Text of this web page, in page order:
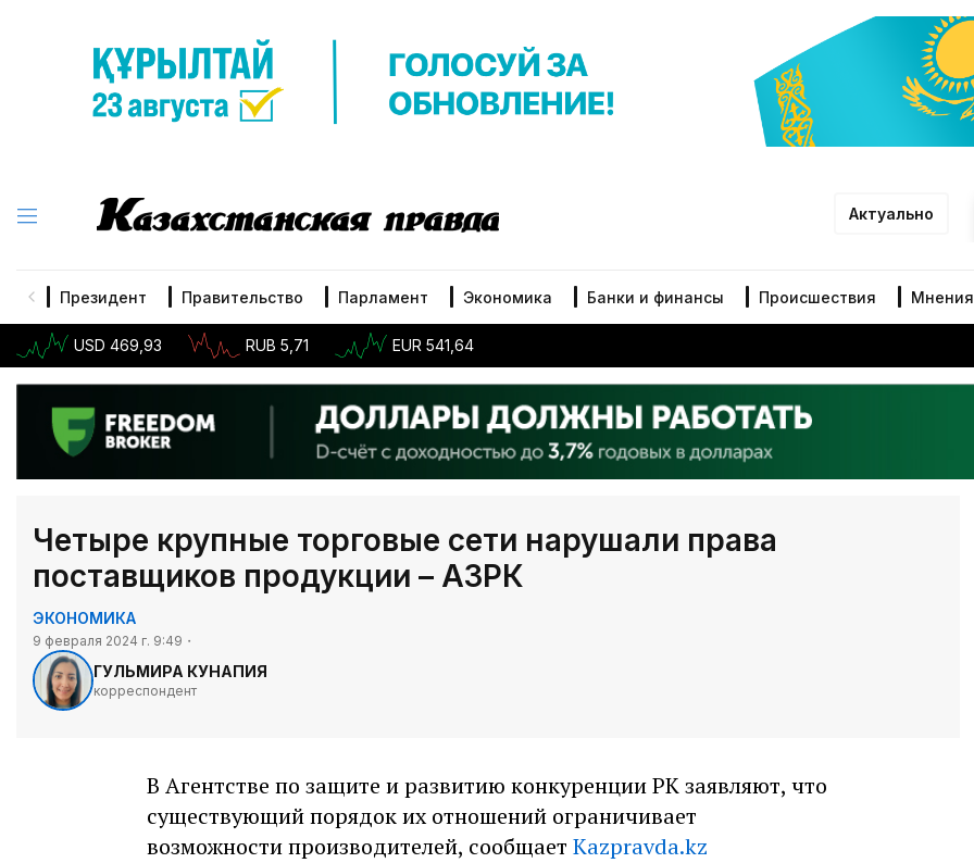
Актуально
Президент Правительство Парламент Экономика Банки и финансы Происшествия Мнения
USD 469,93 RUB 5,71 EUR 541,64
Четыре крупные торговые сети нарушали права
поставщиков продукции – АЗРК
ЭКОНОМИКА
9 февраля 2024 г. 9:49
ГУЛЬМИРА КУНАПИЯ
корреспондент
В Агентстве по защите и развитию конкуренции РК заявляют, что
существующий порядок их отношений ограничивает
возможности производителей, сообщает Kazpravda.kz